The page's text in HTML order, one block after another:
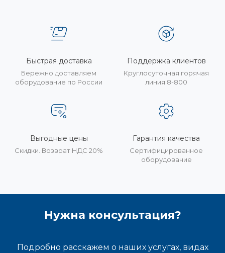
Быстрая доставка
Бережно доставляем
оборудование по России
Поддержка клиентов
Круглосуточная горячая
линия 8-800
Выгодные цены
Скидки. Возврат НДС 20%
Гарантия качества
Сертифицированное
оборудование
Нужна консультация?
Подробно расскажем о наших услугах, видах